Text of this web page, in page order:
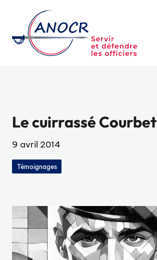
contenu
Le cuirrassé Courbet
9 avril 2014
Témoignages